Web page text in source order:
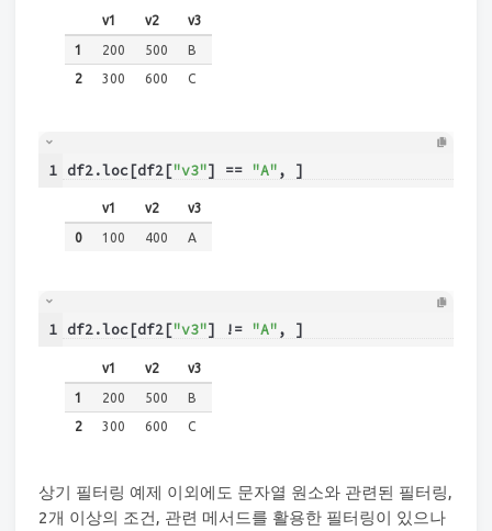
v1 v2 v3
1 200 500
B
2
300 600 C
1 df2.loc[df2["v3"] == "A", ]
v1 v2 v3
0 100 400 A
1 df2.loc[df2["v3"] != "A", ]
v1 v2 v3
1 200 500
B
2
300 600 C
상기 필터링 예제 이외에도 문자열 원소와 관련된 필터링,
2개 이상의 조건, 관련 메서드를 활용한 필터링이 있으나